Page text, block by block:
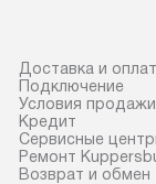
Доставка и
Подключение
Условия продажи
Кредит
Сервисные
Ремонт
Возврат и обмен